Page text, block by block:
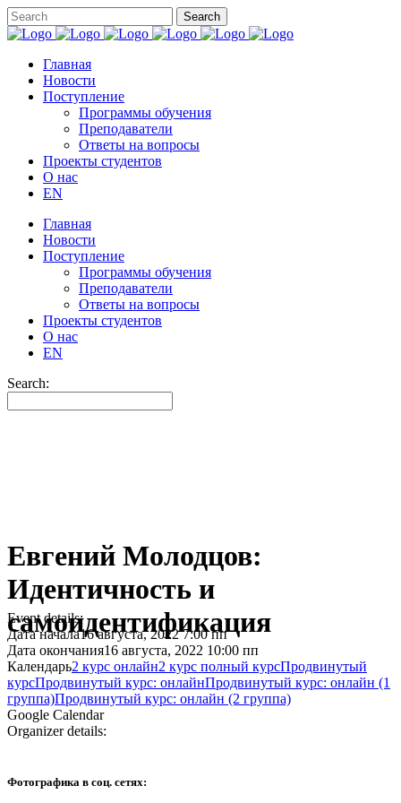
Главная
Новости
Поступление
Программы обучения
Преподаватели
Ответы на вопросы
Проекты студентов
О нас
EN
Главная
Новости
Поступление
Программы обучения
Преподаватели
Ответы на вопросы
Проекты студентов
О нас
EN
Search:
Евгений Молодцов:
Идентичность и
самоидентификация
Event details:
Дата начала16 августа, 2022 7:00 пп
Дата окончания16 августа, 2022 10:00 пп
Календарь2 курс онлайн2 курс полный курсПродвинутый
курсПродвинутый курс: онлайнПродвинутый курс: онлайн (1
группа)Продвинутый курс: онлайн (2 группа)
Google Calendar
Organizer details:
Фотографика в соц. сетях: